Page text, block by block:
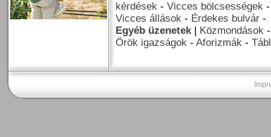
kérdések - Vicces bölcsességek
Vicces állások - Érdekes bulvár -
Egyéb üzenetek| Közmondások
Örök igazságok - Aforizmák -